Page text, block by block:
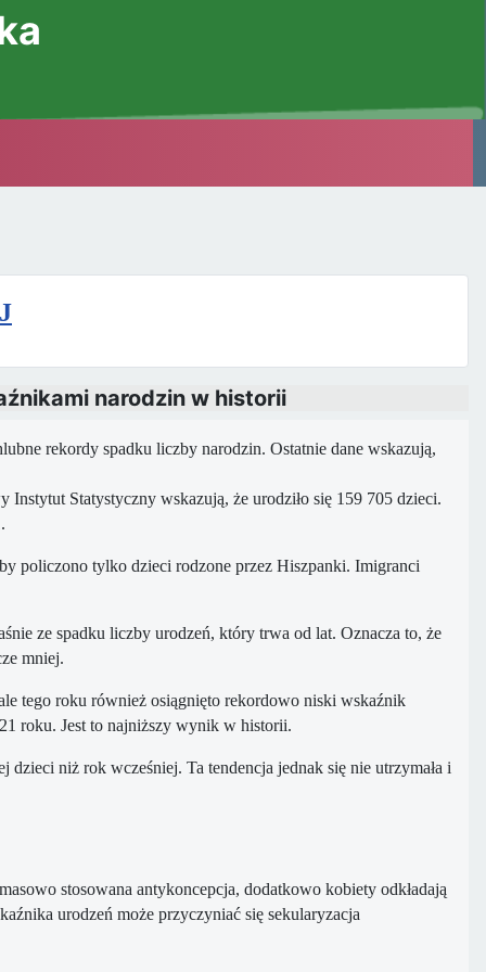
narodzin w historii
rekordy spadku liczby narodzin. Ostatnie dane wskazują,
Statystyczny wskazują, że urodziło się 159 705 dzieci.
policzono tylko dzieci rodzone przez Hiszpanki. Imigranci
ze spadku liczby urodzeń, który trwa od lat. Oznacza to, że
mniej.
tego roku również osiągnięto rekordowo niski wskaźnik
roku. Jest to najniższy wynik w historii.
niż rok wcześniej. Ta tendencja jednak się nie utrzymała i
stosowana antykoncepcja, dodatkowo kobiety odkładają
urodzeń może przyczyniać się sekularyzacja